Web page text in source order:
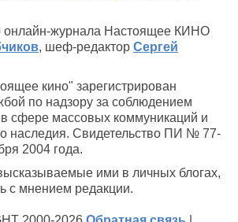
онлайн-журнала Настоящее КИНО
, шеф-редактор Сергей
кино" зарегистрирован
по надзору за соблюдением
в сфере массовых коммуникаций и
наследия. Свидетельство ПИ № 77-
2004 года.
ими в личных блогах,
с мнением редакции.